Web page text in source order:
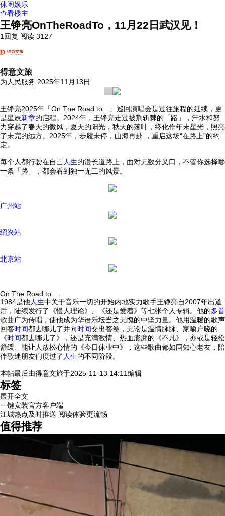
休闲娱乐
查看楼主
王铮亮OnTheRoadTo，11月22日武汉见！
1回复 阅读 3127
得意文旅
为人民服务 2025年11月13日
王铮亮2025年「On The Road to…」巡回演唱会是过往旅程的延续，更
是星辰新章的启程。2024年，王铮亮走过披荆斩棘的「路」，汗水和努
力穿越了春天的微风，夏天的阳光，秋天的落叶，终化作年末星光，照亮
了未完的远方。2025年，步履未停，山海再赴 ，重启这场“在路上”的约
定。
每个人都行驶在自己 人生的漫长道路上，面对无数分叉口，不管你选择哪
一条「路」，都会看到独一无二的风景。
广州站
绍兴站
北京站
On The Road to…
1984是他人生中关于音乐一切的开始内地实力歌手王铮亮自2007年出道
后，陆续发行了《慢人理论》、《还是爱着》等七张个人专辑。他的多首
歌曲广为传唱，使他成为华语乐坛当之无愧的中坚力量。他用温暖的歌声
回答时间都去哪儿了并向时间交出答卷，无论是温情脉脉、家喻户晓的
《时间都去哪儿了》，还是充满激情、热血澎湃的《不凡》，亦或是轻松
舒缓、能让人放松心情的《今日休业中》，这些歌曲都如同知心老友，陪
伴歌迷朋友们度过了 人生的不同阶段。
本帖最后由得意文旅于2025-11-13 14:11编辑
标签
展开全文
一键安装官方客户端
江城热点及时推送 阅读体验更流畅
值得推荐